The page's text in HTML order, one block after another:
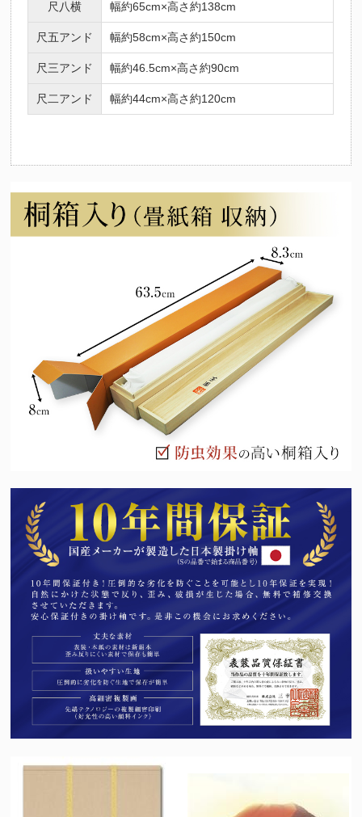
尺八横 幅約65cm×高さ約138cm
尺五アンド 幅約58cm×高さ約150cm
尺三アンド 幅約46.5cm×高さ約90cm
尺二アンド 幅約44cm×高さ約120cm